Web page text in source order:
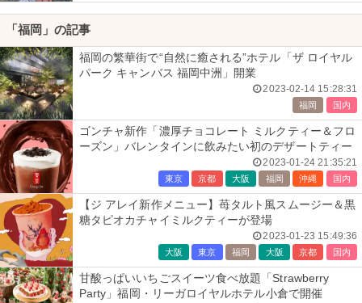
「福岡」の記事
福岡の繁華街で“自然に癒される”ホテル「ザ ロイヤル
パーク キャンバス 福岡中洲」開業
2023-02-14 15:28:31
福岡 国内
ゴンチャ新作「濃厚チョコレート ミルクティー＆フロ
ーズン」バレンタインに飲みたい初のデザートティー
2023-01-24 21:35:21
東京 京都 大阪 福岡 沖縄 国内
【ジ アレイ新作メニュー】苺タルト風スムージー＆黒
糖タピオカチャイミルクティーが登場
2023-01-23 15:49:36
大阪 東京 福岡 大阪 京都 国内
甘酸っぱいいちごスイーツ食べ放題「Strawberry
Party」福岡・リーガロイヤルホテル小倉で開催